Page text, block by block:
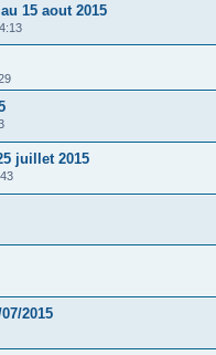
15 aout 2015
juillet 2015
2015